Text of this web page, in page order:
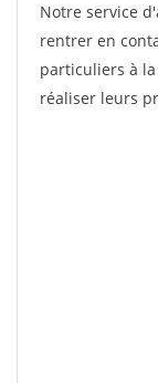
Notre service
rentrer en
particuliers à
réaliser leurs